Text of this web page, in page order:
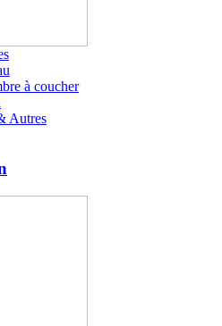
à coucher
Autres